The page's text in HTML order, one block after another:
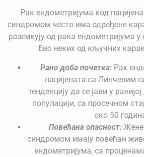
Рак ендометријума код
синдромом често има одређене
разликују од рака ендометријума у
Ево неких од кључних
Рано доба почетка: Рак
пацијената са Линчевим
тенденцију да се јави у
популацији, са просечном
око 50
Повећана опасност:
синдромом имају повећан
ендометријума, са